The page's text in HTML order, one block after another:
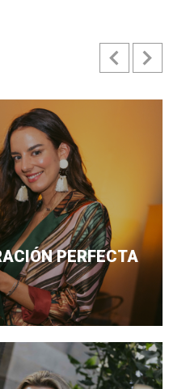
PERFECTA